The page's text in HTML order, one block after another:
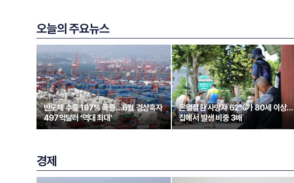
오늘의 주요뉴스
반도체 수출 197% 폭증…6월 경상흑자
497억달러 ‘역대 최대’
온열질환 사망자 62%가 80세 이상…
집에서 발생 비중 3배
경제